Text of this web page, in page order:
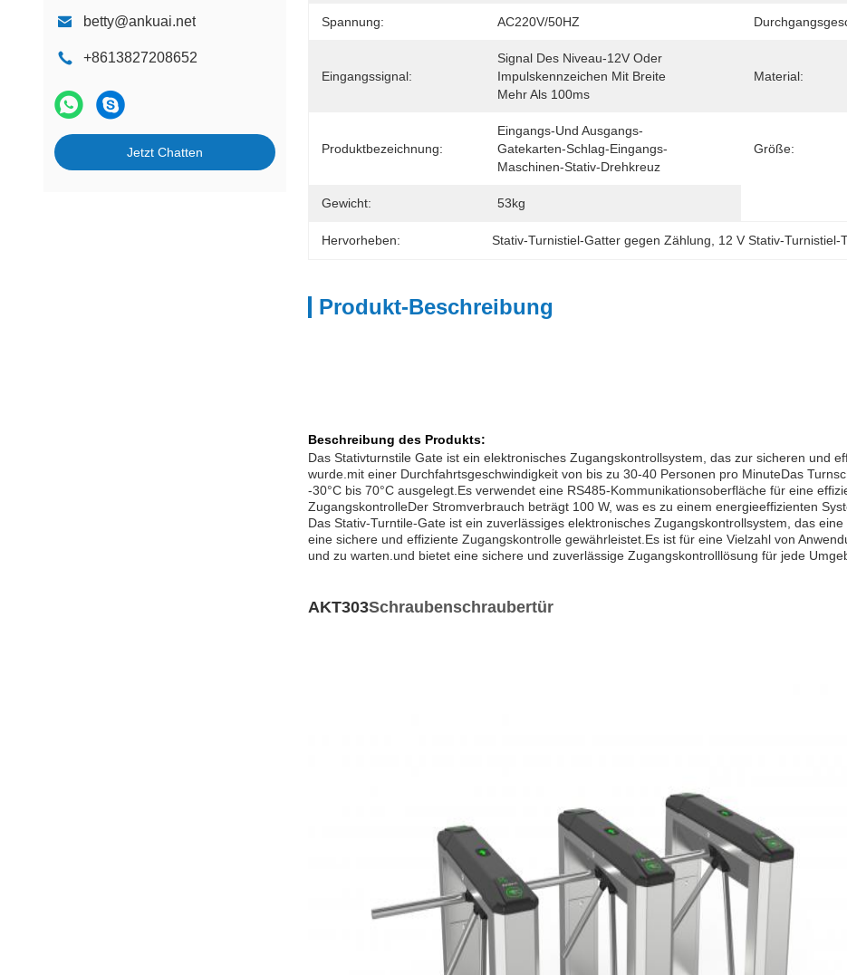
betty@ankuai.net
+8613827208652
Jetzt Chatten
Spannung: AC220V/50HZ
Eingangssignal:
Signal Des Niveau-12V Oder
Impulskennzeichen Mit Breite
Mehr Als 100ms
Material:
Produktbezeichnung:
Eingangs-Und Ausgangs-
Gatekarten-Schlag-Eingangs-
Maschinen-Stativ-Drehkreuz
Größe:
Gewicht: 53kg
Hervorheben: Stativ-Turnistiel-Gatter gegen Zählung 12 V Stativ-Turnistiel-
Produkt-Beschreibung
Beschreibung des Produkts:
Das Stativturnstile Gate ist ein elektronisches Zugangskontrollsystem, das zur sicheren und
wurde.mit einer Durchfahrtsgeschwindigkeit von bis zu 30-40 Personen pro MinuteDas
-30°C bis 70°C ausgelegt.Es verwendet eine RS485-Kommunikationsoberfläche für eine
ZugangskontrolleDer Stromverbrauch beträgt 100 W, was es zu einem energieeffizienten
Das Stativ-Turntile-Gate ist ein zuverlässiges elektronisches Zugangskontrollsystem, das
eine sichere und effiziente Zugangskontrolle gewährleistet.Es ist für eine Vielzahl von
und zu warten.und bietet eine sichere und zuverlässige Zugangskontrolllösung für jede
AKT303Schraubenschraubertür